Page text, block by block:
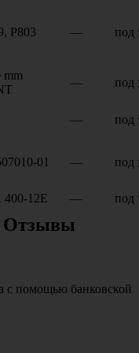
P803 — под
mm
— под
— под
01 — под
400-12Е — под
Отзывы
с помощью банковской